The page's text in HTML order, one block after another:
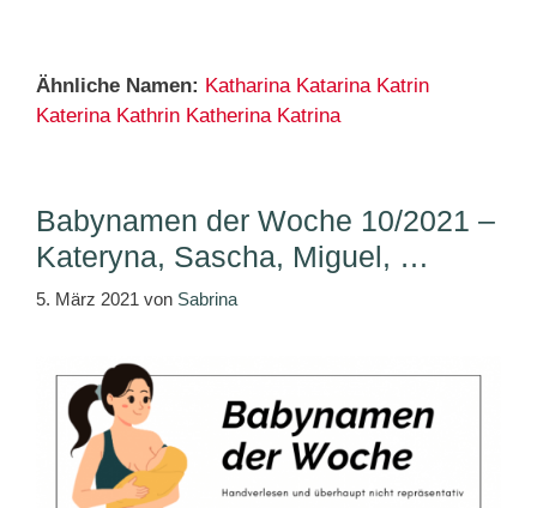
Ähnliche Namen: Katharina Katarina Katrin
Katerina Kathrin Katherina Katrina
Babynamen der Woche 10/2021 –
Kateryna, Sascha, Miguel, …
5. März 2021 von Sabrina